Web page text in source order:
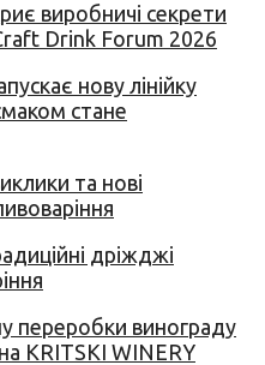
виробничі секрети
Drink Forum 2026
нову лінійку
стане
та нові
дріжджі
переробки винограду
KRITSKI WINERY